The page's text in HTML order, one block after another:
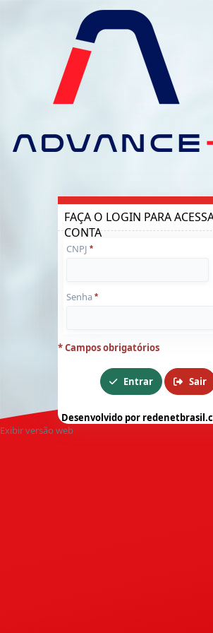
FAÇA O LOGIN PARA
CONTA
CNPJ *
Senha *
* Campos obrigatórios
Entrar Sair
Desenvolvido por
Exibir versão web